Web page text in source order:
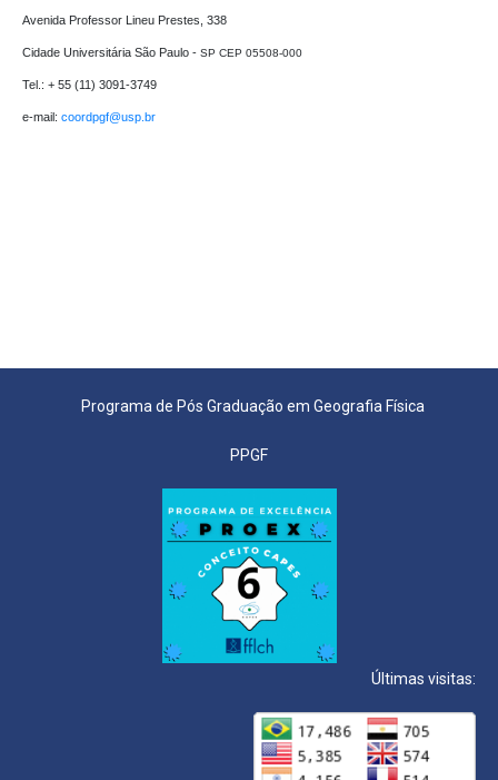
Avenida Professor Lineu Prestes, 338
Cidade Universitária São Paulo - SP CEP 05508-000
Tel.: + 55 (11) 3091-3749
e-mail: coordpgf@usp.br
Programa de Pós Graduação em Geografia Física
PPGF
Últimas visitas: